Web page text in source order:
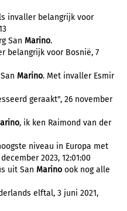
invaller belangrijk voor
San Marino.
belangrijk voor Bosnië, 7
Marino. Met invaller Esmir
geraakt", 26 november
, ik ken Raimond van der
niveau in Europa met
2023, 12:01:00
uit San Marino ook nog alle
elftal, 3 juni 2021,